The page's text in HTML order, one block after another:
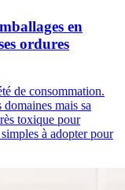
en
ordures
de consommation.
mais sa
toxique pour
à adopter pour